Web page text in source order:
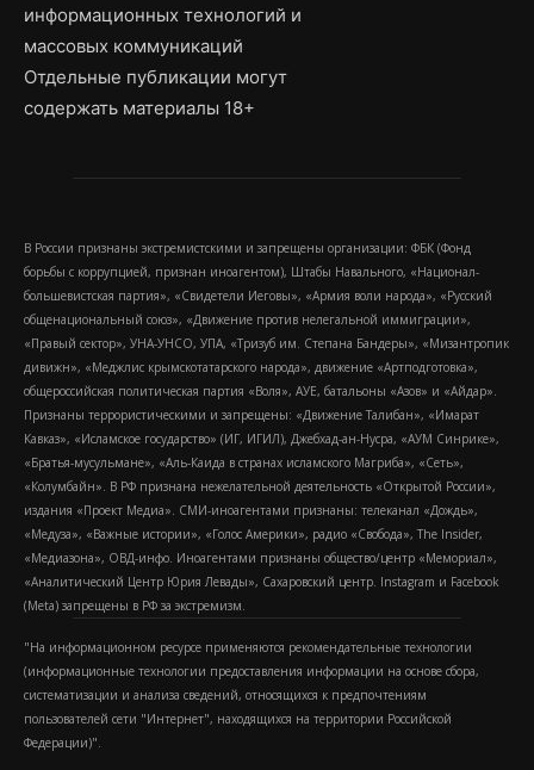
информационных технологий и
массовых коммуникаций
Отдельные публикации могут
содержать материалы 18+
В России признаны экстремистскими и запрещены организации: ФБК (Фонд
борьбы с коррупцией, признан иноагентом), Штабы Навального, «Национал-
большевистская партия», «Свидетели Иеговы», «Армия воли народа», «Русский
общенациональный союз», «Движение против нелегальной иммиграции»,
«Правый сектор», УНА-УНСО, УПА, «Тризуб им. Степана Бандеры», «Мизантропик
дивижн», «Меджлис крымскотатарского народа», движение «Артподготовка»,
общероссийская политическая партия «Воля», АУЕ, батальоны «Азов» и «Айдар».
Признаны террористическими и запрещены: «Движение Талибан», «Имарат
Кавказ», «Исламское государство» (ИГ, ИГИЛ), Джебхад-ан-Нусра, «АУМ Синрике»,
«Братья-мусульмане», «Аль-Каида в странах исламского Магриба», «Сеть»,
«Колумбайн». В РФ признана нежелательной деятельность «Открытой России»,
издания «Проект Медиа». СМИ-иноагентами признаны: телеканал «Дождь»,
«Медуза», «Важные истории», «Голос Америки», радио «Свобода», The Insider,
«Медиазона», ОВД-инфо. Иноагентами признаны общество/центр «Мемориал»,
«Аналитический Центр Юрия Левады», Сахаровский центр. Instagram и Facebook
(Metа) запрещены в РФ за экстремизм.
"На информационном ресурсе применяются рекомендательные технологии
(информационные технологии предоставления информации на основе сбора,
систематизации и анализа сведений, относящихся к предпочтениям
пользователей сети "Интернет", находящихся на территории Российской
Федерации)".